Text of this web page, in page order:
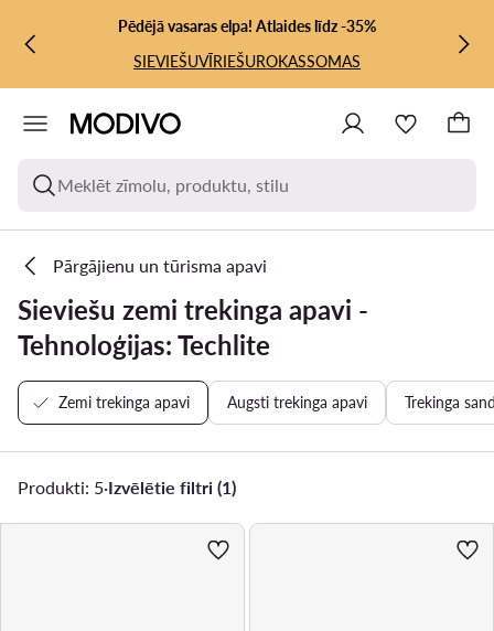
PĀRIET UZ GALVENO SATURU
PĀRIET UZ MEKLĒŠANUPēdējā vasaras elpa! Atlaides līdz -35%
SIEVIEŠUVĪRIEŠUROKASSOMAS
Meklēt zīmolu, produktu, stilu
Pārgājienu un tūrisma apavi
Sieviešu zemi trekinga apavi -
Tehnoloģijas: Techlite
Zemi trekinga apavi Augsti trekinga apavi Trekinga
Produkti: 5·Izvēlētie filtri (1)